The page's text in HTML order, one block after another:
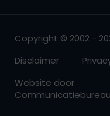
Copyright © 2002 -
Disclaimer
Website door